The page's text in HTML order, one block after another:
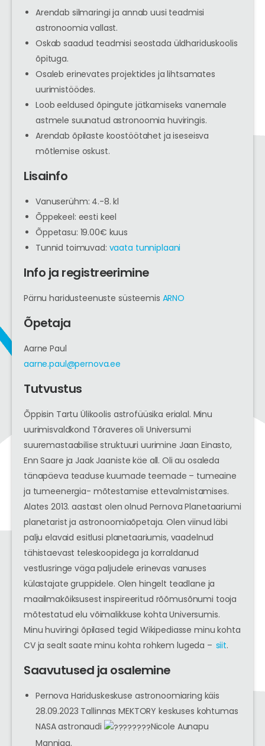
Arendab silmaringi ja annab uusi teadmisi
astronoomia vallast.
Oskab saadud teadmisi seostada üldhariduskoolis
õpituga.
Osaleb erinevates projektides ja lihtsamates
uurimistöödes.
Loob eeldused õpingute jätkamiseks vanemale
astmele suunatud astronoomia huviringis.
Arendab õpilaste koostöötahet ja iseseisva
mõtlemise oskust.
Lisainfo
Vanuserühm: 4.-8. kl
Õppekeel: eesti keel
Õppetasu: 19.00€ kuus
Tunnid toimuvad: vaata tunniplaani
Info ja registreerimine
Pärnu haridusteenuste süsteemis ARNO
Õpetaja
Aarne Paul
aarne.paul@pernova.ee
Tutvustus
Õppisin Tartu Ülikoolis astrofüüsika erialal. Minu
uurimisvaldkond Tõraveres oli Universumi
suuremastaabilise struktuuri uurimine Jaan Einasto,
Enn Saare ja Jaak Jaaniste käe all. Oli au osaleda
tänapäeva teaduse kuumade teemade – tumeaine
ja tumeenergia- mõtestamise ettevalmistamises.
Alates 2013. aastast olen olnud Pernova Planetaariumi
planetarist ja astronoomiaõpetaja. Olen viinud läbi
palju elavaid esitlusi planetaariumis, vaadelnud
tähistaevast teleskoopidega ja korraldanud
vestlusringe väga paljudele erinevas vanuses
külastajate gruppidele. Olen hingelt teadlane ja
maailmakõiksusest inspireeritud rõõmusõnumi tooja
mõtestatud elu võimalikkuse kohta Universumis.
Minu huviringi õpilased tegid Wikipediasse minu kohta
CV ja sealt saate minu kohta rohkem lugeda – siit.
Saavutused ja osalemine
Pernova Hariduskeskuse astronoomiaring käis
28.09.2023 Tallinnas MEKTORY keskuses kohtumas
NASA astronaudi
Nicole Aunapu
Manniga.